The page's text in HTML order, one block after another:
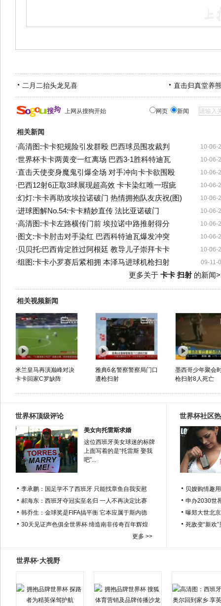
二月二抬头龙见喜 直击归真堂养
上网从搜狗开始 网页 新闻
相关新闻
10-06-
·高清图:卡卡犯规险引发群殴 巴西球员围攻裁判
10-06-
·世界杯卡卡两黄变一红离场 巴西3-1胜科特迪瓦
10-06-
·直击天使变身魔鬼引爆全场 对手冲向卡卡欲围殴
10-06-
·巴西12射6正取3球展现超高效 卡卡染红唯一瑕疵
10-06-
·幻灯:卡卡再助攻埃拉诺破门 热情拥抱队友庆祝(图)
10-06-
·进球图解No.54:卡卡精妙直传 法比亚诺破门
10-06-
·高清图:卡卡左路横传门前 埃拉诺中路推射得分
10-06-
· 图文:卡卡肘击对手染红 巴西科特迪瓦爆发冲突
10-06-
·贝贝托:巴西肯定胜过阿根廷 教导儿子崇拜卡卡
09-11-
·组图:卡卡小罗赛后紧相拥 本泽马进球机枪扫射
更多关于 卡卡 扫射的新闻
相关视频新闻
米兰皇马再演巅峰对决
卡卡回家C罗缺阵
雅典6名警察警察局门口
遭枪扫射
墨西哥少年聚会
枪扫射8人死亡
世界杯顶级评论
美女向托雷斯求婚
这位西班牙美女球迷的标牌
上面写着的是“托雷斯 娶我
吧”...
李承鹏：国足学不了西班牙 只能找章鱼自我安慰
郝海东：西班牙夺冠实至名归 一人不再决定比赛
韩乔生：金球奖是FIFA搞平衡 它本应属于斯内德
30天见证声色俱全世界杯 缔造南非传奇百年辉煌
更多 >>
世界杯社区
贝嫂购情趣
申办2030世
曝郑大世北
死敌变“新欢
世界杯·大视野